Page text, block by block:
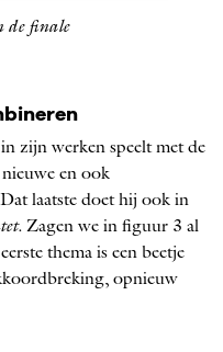
de finale
zijn werken speelt met de
en ook
laatste doet hij ook in
. Zagen we in figuur 3 al
thema is een beetje
opnieuw